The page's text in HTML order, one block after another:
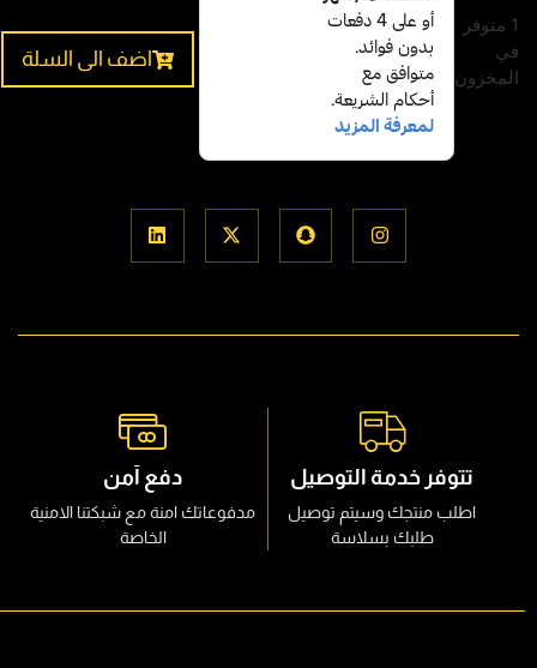
1 متوفر
في
المخزون
اضف الى السلة
تتوفر خدمة التوصيل
اطلب منتجك وسيتم توصيل
طلبك بسلاسة
دفع آمن
مدفوعاتك امنة مع شبكتنا الامنية
الخاصة